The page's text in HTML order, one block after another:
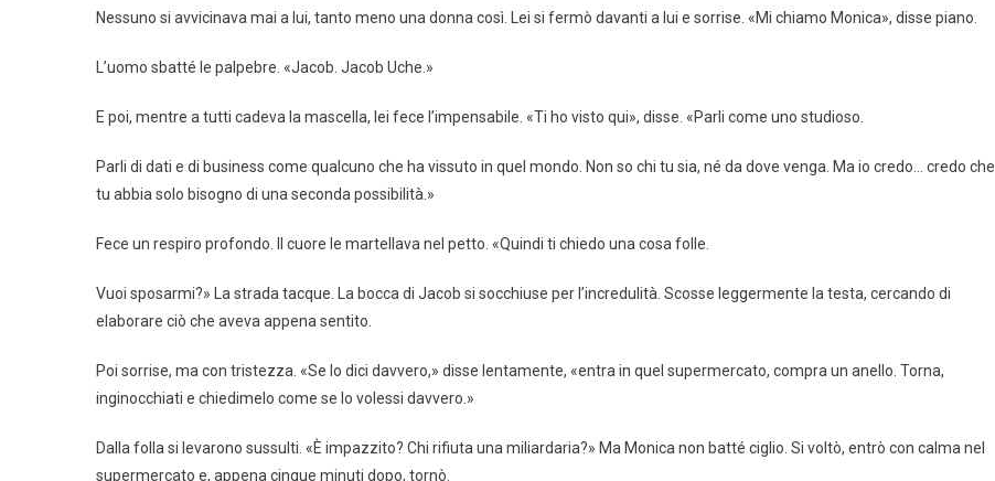
Nessuno si avvicinava mai a lui, tanto meno una donna così. Lei si fermò davanti a lui e sorrise. «Mi chiamo Monica», disse piano.
L’uomo sbatté le palpebre. «Jacob. Jacob Uche.»
E poi, mentre a tutti cadeva la mascella, lei fece l’impensabile. «Ti ho visto qui», disse. «Parli come uno studioso.
Parli di dati e di business come qualcuno che ha vissuto in quel mondo. Non so chi tu sia, né da dove venga. Ma io credo… credo che
tu abbia solo bisogno di una seconda possibilità.»
Fece un respiro profondo. Il cuore le martellava nel petto. «Quindi ti chiedo una cosa folle.
Vuoi sposarmi?» La strada tacque. La bocca di Jacob si socchiuse per l’incredulità. Scosse leggermente la testa, cercando di
elaborare ciò che aveva appena sentito.
Poi sorrise, ma con tristezza. «Se lo dici davvero,» disse lentamente, «entra in quel supermercato, compra un anello. Torna,
inginocchiati e chiedimelo come se lo volessi davvero.»
Dalla folla si levarono sussulti. «È impazzito? Chi rifiuta una miliardaria?» Ma Monica non batté ciglio. Si voltò, entrò con calma nel
supermercato e, appena cinque minuti dopo, tornò.